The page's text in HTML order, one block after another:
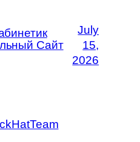
Сайт
July
15,
2026